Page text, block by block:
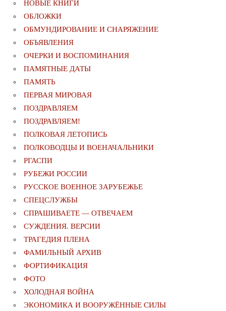
НОВЫЕ КНИГИ
ОБЛОЖКИ
ОБМУНДИРОВАНИЕ И СНАРЯЖЕНИЕ
ОБЪЯВЛЕНИЯ
ОЧЕРКИ И ВОСПОМИНАНИЯ
ПАМЯТНЫЕ ДАТЫ
ПАМЯТЬ
ПЕРВАЯ МИРОВАЯ
ПОЗДРАВЛЯЕМ
ПОЗДРАВЛЯЕМ!
ПОЛКОВАЯ ЛЕТОПИСЬ
ПОЛКОВОДЦЫ И ВОЕНАЧАЛЬНИКИ
РГАСПИ
РУБЕЖИ РОССИИ
РУССКОЕ ВОЕННОЕ ЗАРУБЕЖЬЕ
СПЕЦСЛУЖБЫ
СПРАШИВАЕТЕ — ОТВЕЧАЕМ
СУЖДЕНИЯ. ВЕРСИИ
ТРАГЕДИЯ ПЛЕНА
ФАМИЛЬНЫЙ АРХИВ
ФОРТИФИКАЦИЯ
ФОТО
ХОЛОДНАЯ ВОЙНА
ЭКОНОМИКА И ВООРУЖЁННЫЕ СИЛЫ